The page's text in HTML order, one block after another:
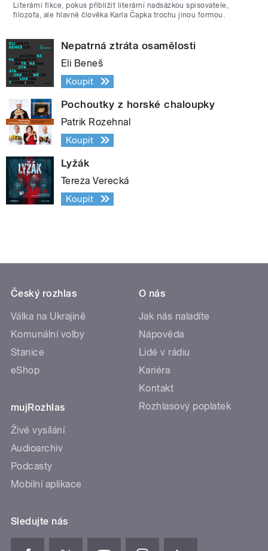
Literární fikce, pokus přiblížit literární nadsázkou spisovatele,
filozofa, ale hlavně člověka Karla Čapka trochu jinou formou.
Nepatrná ztráta osamělosti
Eli Beneš
Koupit
Pochoutky z horské chaloupky
Patrik Rozehnal
Koupit
Lyžák
Tereza Verecká
Koupit
Český rozhlas
Válka na Ukrajině
Komunální volby
Stanice
eShop
mujRozhlas
Živé vysílání
Audioarchiv
Podcasty
Mobilní aplikace
O nás
Jak nás naladíte
Nápověda
Lidé v rádiu
Kariéra
Kontakt
Rozhlasový poplatek
Sledujte nás